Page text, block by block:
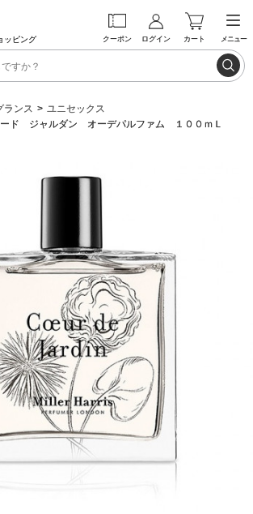
ッピング クーポン ログイン カート メニュー
ランス
ユニセックス
ド ジャルダン オーデパルファム １００ｍＬ